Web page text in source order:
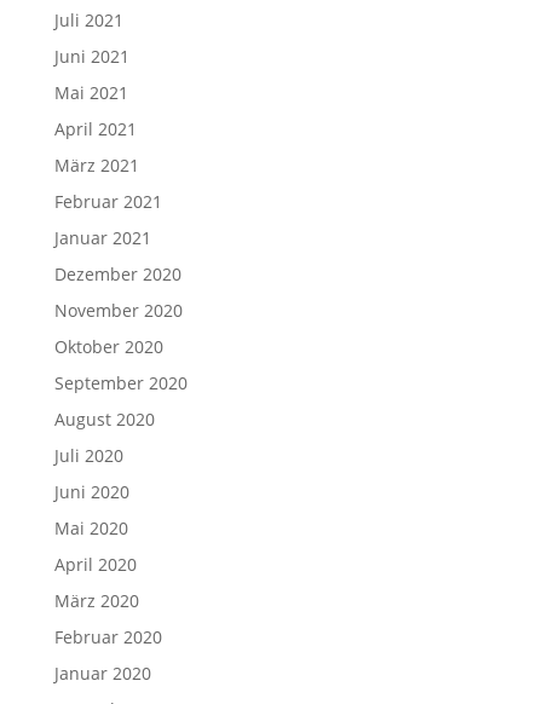
Juli 2021
Juni 2021
Mai 2021
April 2021
März 2021
Februar 2021
Januar 2021
Dezember 2020
November 2020
Oktober 2020
September 2020
August 2020
Juli 2020
Juni 2020
Mai 2020
April 2020
März 2020
Februar 2020
Januar 2020